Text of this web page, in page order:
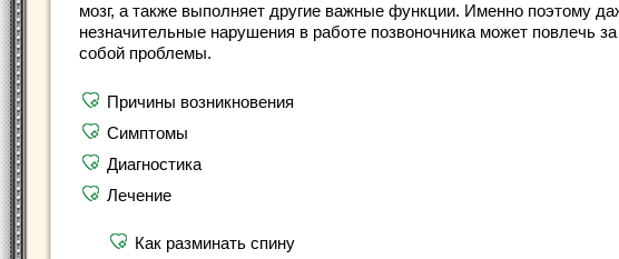
мозг, а также выполняет другие важные функции. Именно поэтому
незначительные нарушения в работе позвоночника может повлечь за
собой проблемы.
Причины возникновения
Симптомы
Диагностика
Лечение
Как разминать спину